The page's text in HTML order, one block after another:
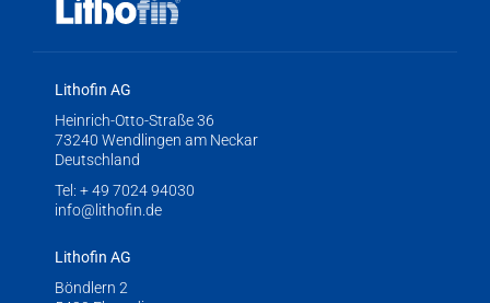
Lithofin AG
Heinrich-Otto-Straße 36
73240 Wendlingen am Neckar
Deutschland
Tel: + 49 7024 94030
info@lithofin.de
Lithofin AG
Böndlern 2